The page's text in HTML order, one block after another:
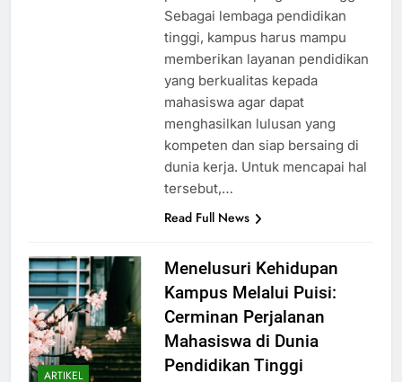
pendidikan di perguruan tinggi.
Sebagai lembaga pendidikan
tinggi, kampus harus mampu
memberikan layanan pendidikan
yang berkualitas kepada
mahasiswa agar dapat
menghasilkan lulusan yang
kompeten dan siap bersaing di
dunia kerja. Untuk mencapai hal
Menelusuri Kehidupan
Kampus Melalui Puisi:
Cerminan Perjalanan
Mahasiswa di Dunia